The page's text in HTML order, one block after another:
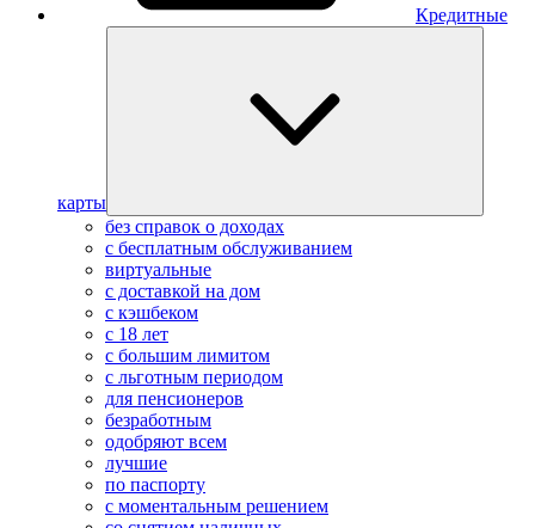
Кредитные
карты
без справок о доходах
с бесплатным обслуживанием
виртуальные
с доставкой на дом
с кэшбеком
с 18 лет
с большим лимитом
с льготным периодом
для пенсионеров
безработным
одобряют всем
лучшие
по паспорту
с моментальным решением